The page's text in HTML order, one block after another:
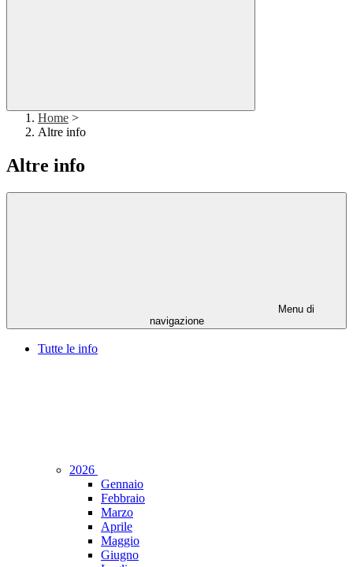
Home >
Altre info
Altre info
Menu di
navigazione
Tutte le info
2026
Gennaio
Febbraio
Marzo
Aprile
Maggio
Giugno